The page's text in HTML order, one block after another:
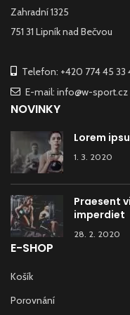
Zahradní 1325
751 31 Lipník nad Bečvou
Telefon: +420 774 45 33
E-mail: info@w-sport.cz
NOVINKY
Lorem
1. 3. 2020
Praesent
imperdiet
28. 2. 2020
E-SHOP
Košík
Porovnání